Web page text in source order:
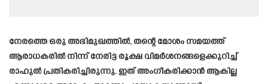
നേരത്തെ ഒരു അഭിമുഖത്തിൽ, തന്റെ മോശം സമയത്ത്
ആരാധകരിൽ നിന്ന് നേരിട്ട രൂക്ഷ വിമർശനങ്ങളെക്കുറിച്ച്
രാഹുൽ പ്രതികരിച്ചിരുന്നു. ഇത് അംഗീകരിക്കാൻ ആകില്ല